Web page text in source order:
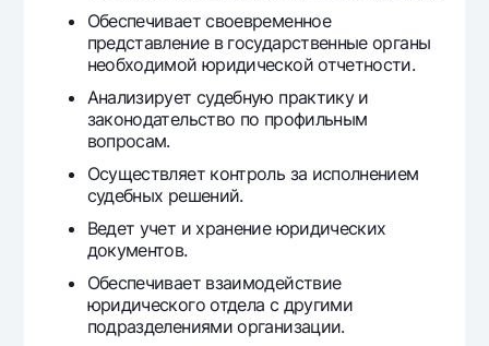
Офисы и банкоматы
Согласие на обработку персональных данных
Следите за нами в соцсетях
Контакт-центр
+998 78 148-00-101344
Обеспечивает своевременное
представление в государственные органы
необходимой юридической отчетности.
Анализирует судебную практику и
законодательство по профильным
вопросам.
Осуществляет контроль за исполнением
судебных решений.
Ведет учет и хранение юридических
документов.
Обеспечивает взаимодействие
юридического отдела с другими
подразделениями организации.